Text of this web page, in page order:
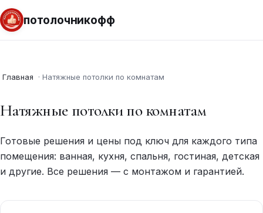
потолочникофф
Главная · Натяжные потолки по комнатам
Натяжные потолки по комнатам
Готовые решения и цены под ключ для каждого типа
помещения: ванная, кухня, спальня, гостиная, детская
и другие. Все решения — с монтажом и гарантией.